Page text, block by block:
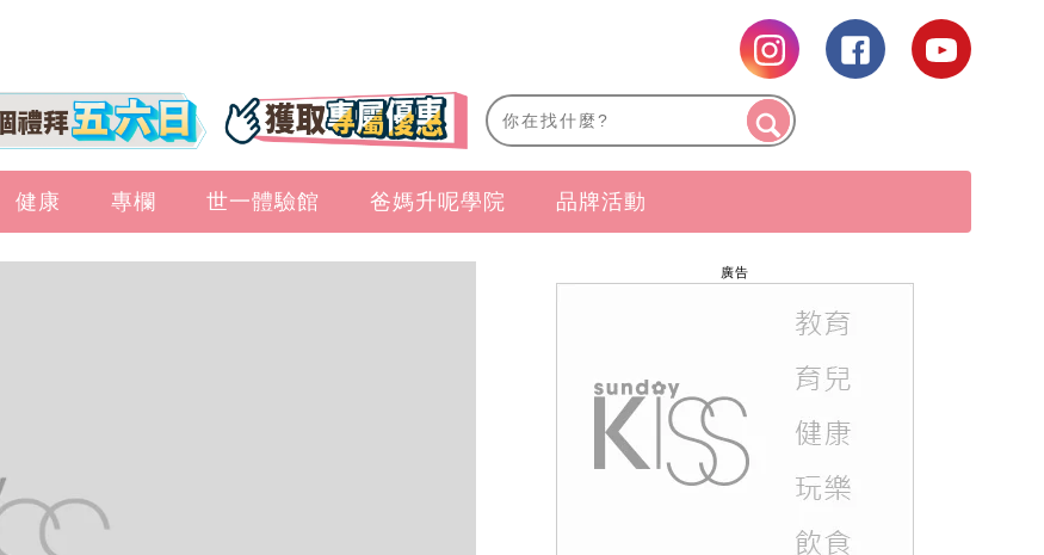
健康 專欄 世一體驗館 爸媽升呢學院 品牌活動
廣告